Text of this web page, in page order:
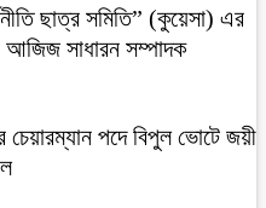
ছাত্র সমিতি” (কুয়েসা) এর
আজিজ সাধারন সম্পাদক
পদে বিপুল ভোটে জয়ী